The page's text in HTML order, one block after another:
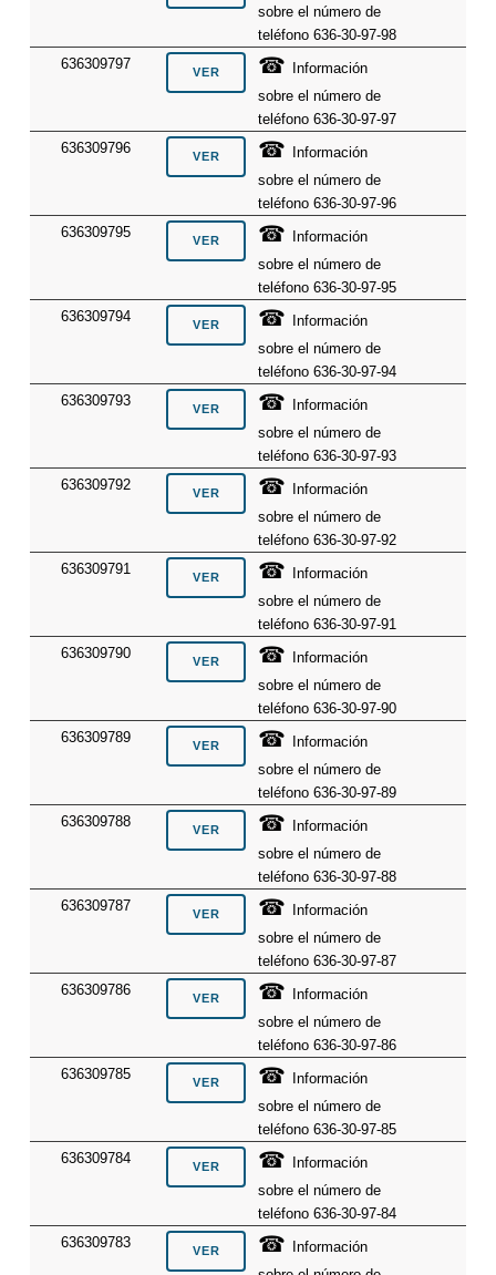
sobre el número de
teléfono 636-30-97-98
636309797
☎
Información
sobre el número de
teléfono 636-30-97-97
636309796
☎
Información
sobre el número de
teléfono 636-30-97-96
636309795
☎
Información
sobre el número de
teléfono 636-30-97-95
636309794
☎
Información
sobre el número de
teléfono 636-30-97-94
636309793
☎
Información
sobre el número de
teléfono 636-30-97-93
636309792
☎
Información
sobre el número de
teléfono 636-30-97-92
636309791
☎
Información
sobre el número de
teléfono 636-30-97-91
636309790
☎
Información
sobre el número de
teléfono 636-30-97-90
636309789
☎
Información
sobre el número de
teléfono 636-30-97-89
636309788
☎
Información
sobre el número de
teléfono 636-30-97-88
636309787
☎
Información
sobre el número de
teléfono 636-30-97-87
636309786
☎
Información
sobre el número de
teléfono 636-30-97-86
636309785
☎
Información
sobre el número de
teléfono 636-30-97-85
636309784
☎
Información
sobre el número de
teléfono 636-30-97-84
636309783
☎
Información